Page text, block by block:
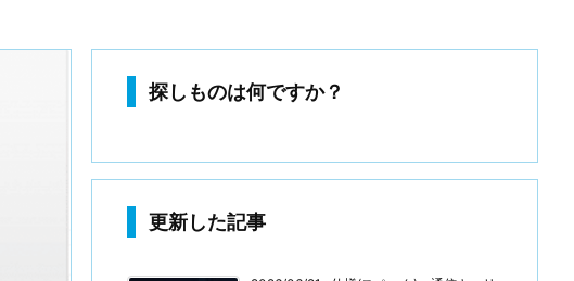
探しものは何ですか？
更新した記事